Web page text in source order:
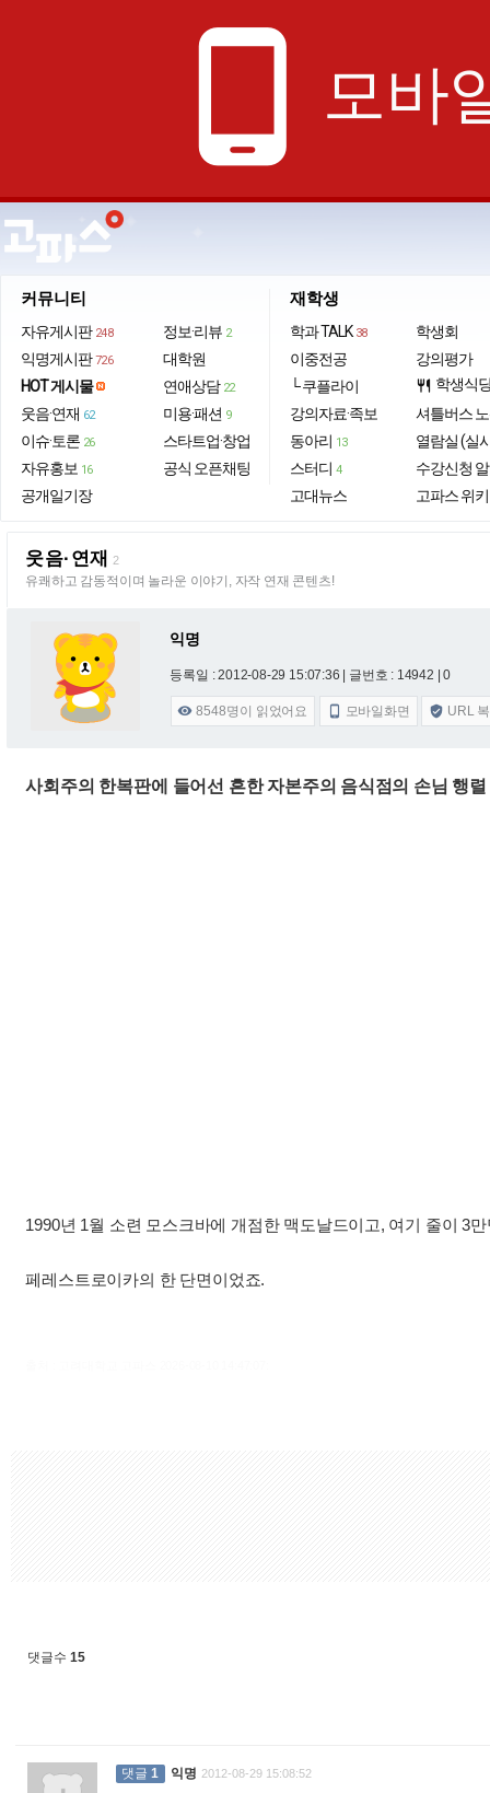
phone_android 모바
커뮤니티
자유게시판 248
익명게시판 726
HOT 게시물
웃음·연재 62
이슈·토론 26
자유홍보 16
공개일기장
정보·리뷰 2
대학원
연애상담 22
미용·패션 9
스타트업·창업
공식 오픈채팅
재학생
학과 TALK 38
이중전공
└ 쿠플라이
강의자료·족보
동아리 13
스터디 4
고대뉴스
학생회
강의평가
restaurant 학생식
셔틀버스
열람실 (실
수강신청
고파스 위키
웃음·연재 2
유쾌하고 감동적이며 놀라운 이야기, 자작 연재 콘텐츠!
익명
등록일 : 2012-08-29 15:07:36 | 글번호 : 14942 | 0
 8548명이 읽었어요  모바일화면  URL
사회주의 한복판에 들어선 흔한 자본주의 음식점의 손님 행렬
1990년 1월 소련 모스크바에 개점한 맥도날드이고, 여기 줄이 3
페레스트로이카의 한 단면이었죠.
댓글수 15
댓글 1 익명 2012-08-29 15:08:52